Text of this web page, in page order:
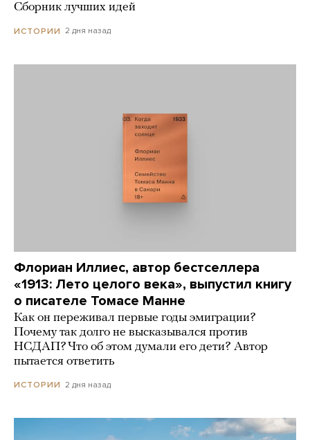
Сборник лучших идей
ИСТОРИИ 2 дня назад
Флориан Иллиес, автор бестселлера
«1913: Лето целого века», выпустил книгу
о писателе Томасе Манне
Как он переживал первые годы эмиграции?
Почему так долго не высказывался против
НСДАП? Что об этом думали его дети? Автор
пытается ответить
ИСТОРИИ 2 дня назад